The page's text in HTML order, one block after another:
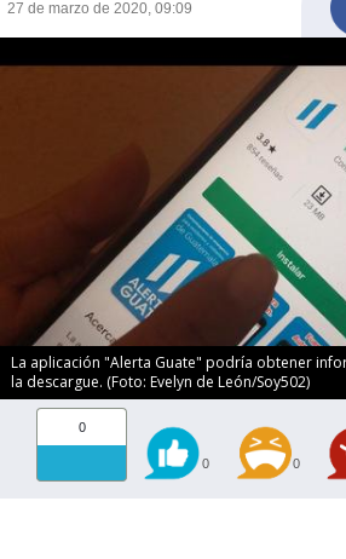
27 de marzo de 2020, 09:09
La aplicación "Alerta Guate" podría obtener
la descargue. (Foto: Evelyn de León/Soy502)
0
0 0